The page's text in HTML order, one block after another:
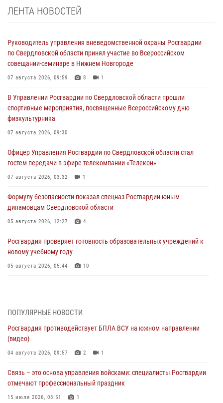
ЛЕНТА НОВОСТЕЙ
Руководитель управления вневедомственной охраны Росгвардии
по Свердловской области принял участие во Всероссийском
совещании-семинаре в Нижнем Новгороде
07 августа 2026, 09:59 8 1
В Управлении Росгвардии по Свердловской области прошли
спортивные мероприятия, посвященные Всероссийскому дню
физкультурника
07 августа 2026, 09:30
Офицер Управления Росгвардии по Свердловской области стал
гостем передачи в эфире телекомпании «Телекон»
07 августа 2026, 03:32 1
Формулу безопасности показал спецназ Росгвардии юным
динамовцам Свердловской области
05 августа 2026, 12:27 4
Росгвардия проверяет готовность образовательных учреждений к
новому учебному году
05 августа 2026, 05:44 10
04 августа 2026, 09:57 2
Росгвардия приняла участие в обеспечении безопасности Дня
города в Екатеринбурге
03 августа 2026, 07:43 3
Росгвардия приняла участие в межведомственном
антитеррористическом учении в Свердловской области
31 июля 2026, 12:27 1
ПОПУЛЯРНЫЕ НОВОСТИ
Росгвардия противодействует БПЛА ВСУ на южном направлении
(видео)
04 августа 2026, 09:57 2 1
Связь – это основа управления войсками: специалисты Росгвардии
отмечают профессиональный праздник
15 июля 2026, 03:51 1